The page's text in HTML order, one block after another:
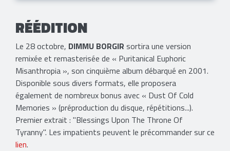
RÉÉDITION
Le 28 octobre, DIMMU BORGIR sortira une version
remixée et remasterisée de « Puritanical Euphoric
Misanthropia », son cinquième album débarqué en 2001.
Disponible sous divers formats, elle proposera
également de nombreux bonus avec « Dust Of Cold
Memories » (préproduction du disque, répétitions...).
Premier extrait : "Blessings Upon The Throne Of
Tyranny". Les impatients peuvent le précommander sur ce
lien.